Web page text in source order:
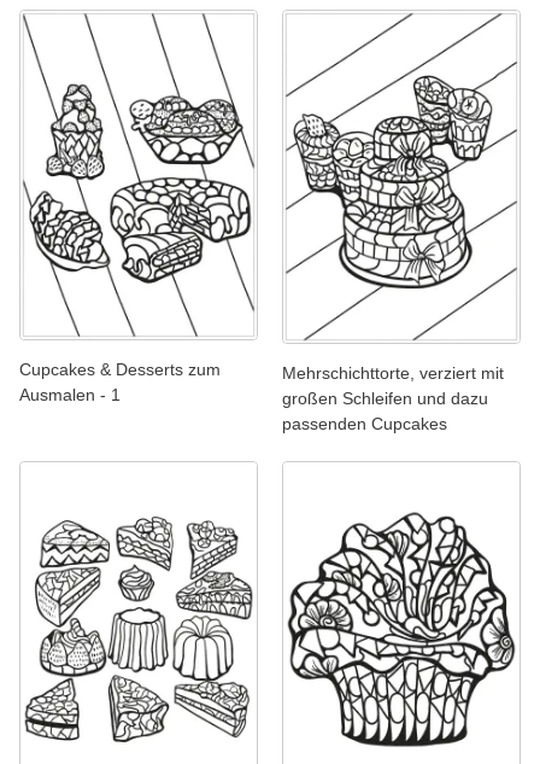
Cupcakes & Desserts zum
Ausmalen - 1
Mehrschichttorte, verziert mit
großen Schleifen und dazu
passenden Cupcakes